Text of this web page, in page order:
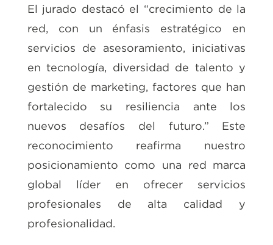
El jurado destacó el “crecimiento de la
red, con un énfasis estratégico en
servicios de asesoramiento, iniciativas
en tecnología, diversidad de talento y
gestión de marketing, factores que han
fortalecido su resiliencia ante los
nuevos desafíos del futuro.” Este
reconocimiento reafirma nuestro
posicionamiento como una red marca
global líder en ofrecer servicios
profesionales de alta calidad y
profesionalidad.